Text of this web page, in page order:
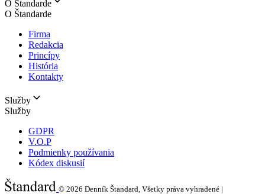
O Štandarde
O Štandarde
Firma
Redakcia
Princípy
História
Kontakty
Služby
Služby
GDPR
V.O.P
Podmienky používania
Kódex diskusií
© 2026 Denník Štandard, Všetky práva vyhradené |